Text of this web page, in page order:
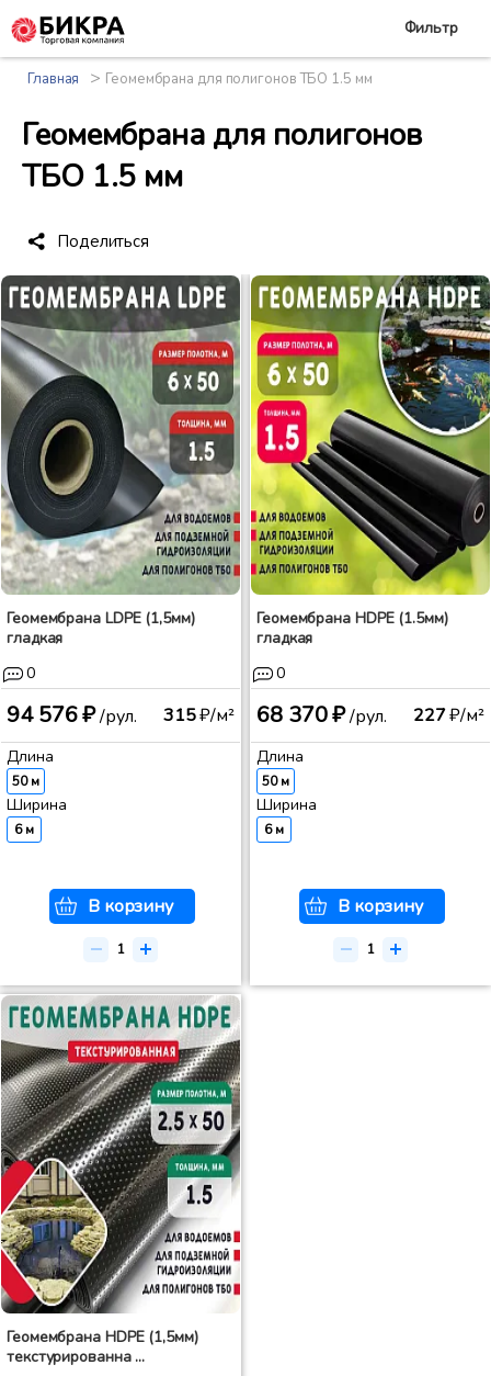
Главная > Геомембрана для полигонов ТБО 1.5 мм
Геомембрана для полигонов
ТБО 1.5 мм
Поделиться
Фильтр
Геомембрана LDPE (1,5мм)
гладкая
0
94 576 ₽/рул. 315₽/м²
Длина
50 м
Ширина
6 м
В корзину
Геомембрана HDPE (1.5мм)
гладкая
0
68 370 ₽/рул. 227₽/м²
Длина
50 м
Ширина
6 м
В корзину
Геомембрана HDPE (1,5мм)
текстурированна ...